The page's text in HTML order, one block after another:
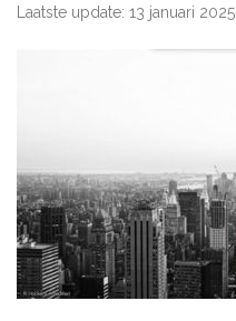
Laatste update: 13 januari 2025